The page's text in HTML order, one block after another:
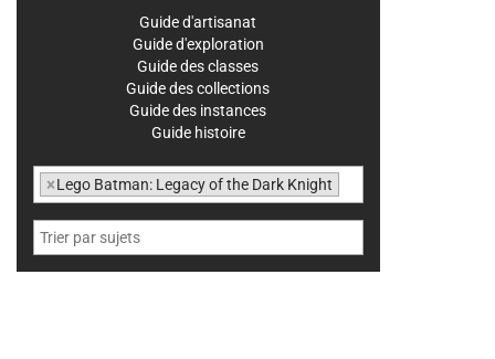
Guide d'artisanat
Guide d'exploration
Guide des classes
Guide des collections
Guide des instances
Guide histoire
×Lego Batman: Legacy of the Dark Knight